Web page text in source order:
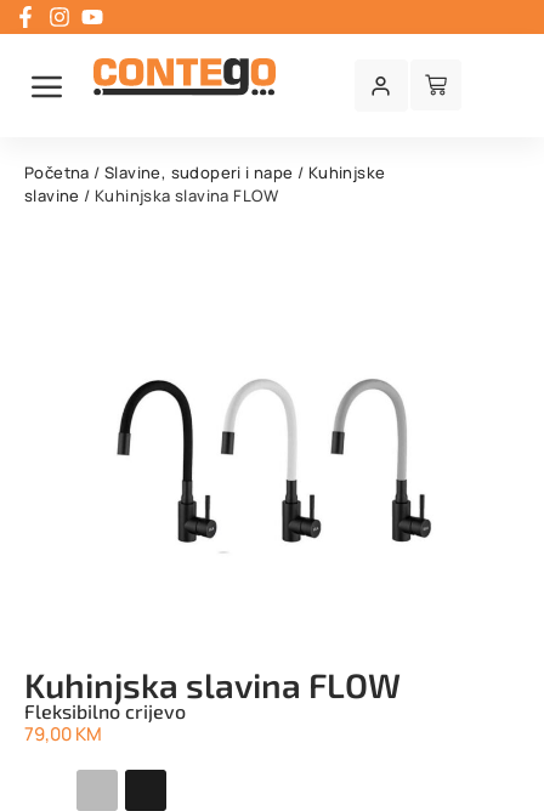
Početna /Slavine, sudoperi i nape / Kuhinjske
slavine / Kuhinjska slavina FLOW
Kuhinjska slavina FLOW
Fleksibilno crijevo
79,00KM